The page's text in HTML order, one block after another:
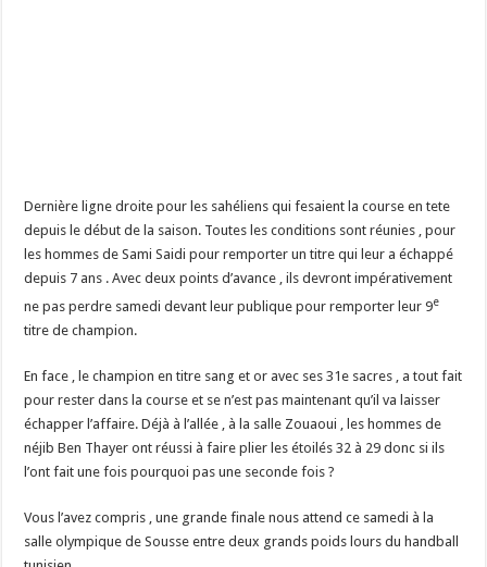
Dernière ligne droite pour les sahéliens qui fesaient la course en tete
depuis le début de la saison. Toutes les conditions sont réunies , pour
les hommes de Sami Saidi pour remporter un titre qui leur a échappé
depuis 7 ans . Avec deux points d’avance , ils devront impérativement
ne pas perdre samedi devant leur publique pour remporter leur 9e
titre de champion.
En face , le champion en titre sang et or avec ses 31e sacres , a tout fait
pour rester dans la course et se n’est pas maintenant qu’il va laisser
échapper l’affaire. Déjà à l’allée , à la salle Zouaoui , les hommes de
néjib Ben Thayer ont réussi à faire plier les étoilés 32 à 29 donc si ils
l’ont fait une fois pourquoi pas une seconde fois ?
Vous l’avez compris , une grande finale nous attend ce samedi à la
salle olympique de Sousse entre deux grands poids lours du handball